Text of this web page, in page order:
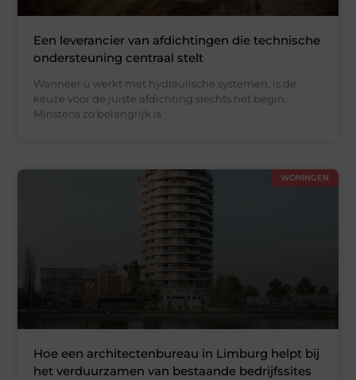
Een leverancier van afdichtingen die technische
ondersteuning centraal stelt
Wanneer u werkt met hydraulische systemen, is de
keuze voor de juiste afdichting slechts het begin.
Minstens zo belangrijk is
WONINGEN
Hoe een architectenbureau in Limburg helpt bij
het verduurzamen van bestaande bedrijfssites